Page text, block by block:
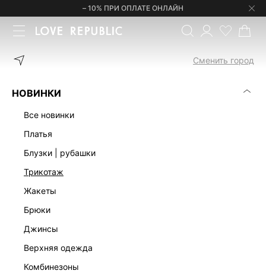
– 10% ПРИ ОПЛАТЕ ОНЛАЙН
Сменить город
НОВИНКИ
все новинки
платья
блузки | рубашки
трикотаж
жакеты
брюки
джинсы
верхняя одежда
комбинезоны